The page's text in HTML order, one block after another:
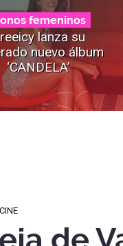
femeninos
lanza su
nuevo álbum
‘CANDELA’